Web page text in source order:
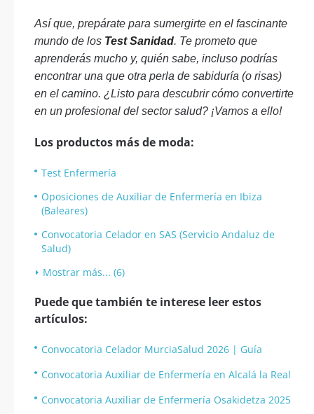
Así que, prepárate para sumergirte en el fascinante
mundo de los Test Sanidad. Te prometo que
aprenderás mucho y, quién sabe, incluso podrías
encontrar una que otra perla de sabiduría (o risas)
en el camino. ¿Listo para descubrir cómo convertirte
en un profesional del sector salud? ¡Vamos a ello!
Los productos más de moda:
Test Enfermería
Oposiciones de Auxiliar de Enfermería en Ibiza
(Baleares)
Convocatoria Celador en SAS (Servicio Andaluz de
Salud)
Mostrar más... (6)
Puede que también te interese leer estos
artículos:
Convocatoria Celador MurciaSalud 2026 | Guía
Convocatoria Auxiliar de Enfermería en Alcalá la Real
Convocatoria Auxiliar de Enfermería Osakidetza 2025